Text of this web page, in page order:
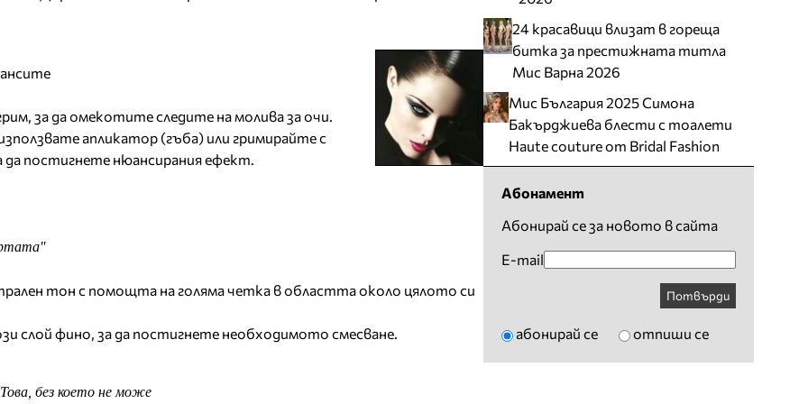
за да омекотите следите на молива за очи.
апликатор (гъба) или гримирайте с
постигнете нюансирания ефект.
тон с помощта на голяма четка в областта около цялото си
слой фино, за да постигнете необходимото смесване.
без което не може
24 красавици влизат в гореща
битка за престижната титла
Мис Варна 2026
Мис България 2025 Симона
Бакърджиева блести с тоалети
Haute couture от Bridal Fashion
Абонамент
Абонирай се за новото в сайта
E-mail
Потвърди
абонирай се отпиши се